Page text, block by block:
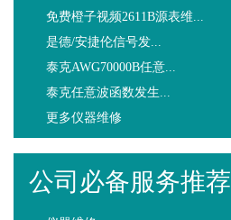
免费橙子视频2611B源表维...
是德/安捷伦信号发...
泰克AWG70000B任意...
泰克任意波函数发生...
更多仪器维修
公司必备服务推荐